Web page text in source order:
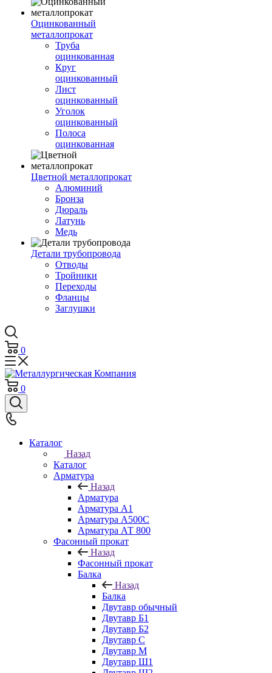
Оцинкованный
металлопрокат
Труба
оцинкованная
Круг
оцинкованный
Лист
оцинкованный
Уголок
оцинкованный
Полоса
оцинкованная
Цветной металлопрокат
Алюминий
Бронза
Дюраль
Латунь
Медь
Детали трубопровода
Отводы
Тройники
Переходы
Фланцы
Заглушки
0
0
Каталог
Назад
Каталог
Арматура
Назад
Арматура
Арматура А1
Арматура А500С
Арматура АТ 800
Фасонный прокат
Назад
Фасонный прокат
Балка
Назад
Балка
Двутавр обычный
Двутавр Б1
Двутавр Б2
Двутавр С
Двутавр М
Двутавр Ш1